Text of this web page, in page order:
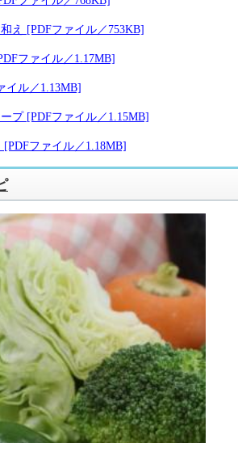
え [PDFファイル／753KB]
ファイル／1.17MB]
イル／1.13MB]
プ [PDFファイル／1.15MB]
ファイル／1.18MB]